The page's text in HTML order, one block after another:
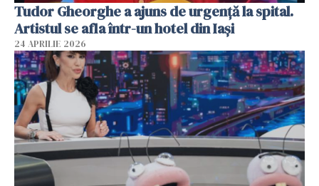
Tudor Gheorghe a ajuns de urgență la spital.
Artistul se afla într-un hotel din Iași
24 APRILIE 2026